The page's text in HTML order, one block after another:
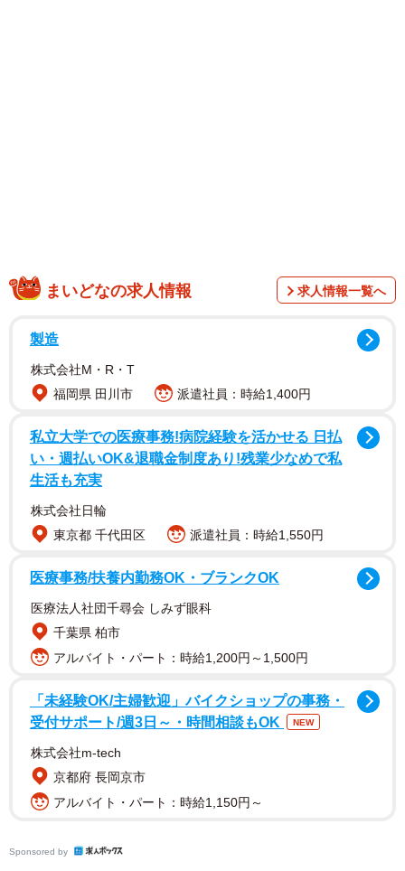
「しっぽ付き！ 猫のおしりのようなもふもふクッション」（フェリシモ
のサイトより）
類似性を指摘されているのは、フェリシモが8月末から
WEB販売をスタートした「しっぽ付き！ 猫のおしりのよう
なもふもふクッション」という商品。社内の猫好きでつく
るチーム「猫部」の新商品で、公式サイトでは「猫が香箱
ぽにかけての様子を再現したフェイクファーのクッション
きるほか、猫そっくりの撫で心地を再現。しっぽも自由に
動かせるという。
まいどなの求人情報 求人情報一覧へ
製造
株式会社M・R・T
福岡県 田川市
派遣社員：時給1,400円
私立大学での医療事務!病院経験を活かせる 日払
い・週払いOK&退職金制度あり!残業少なめで私
生活も充実
株式会社日輪
東京都 千代田区
派遣社員：時給1,550円
医療事務/扶養内勤務OK・ブランクOK
医療法人社団千尋会 しみず眼科
千葉県 柏市
アルバイト・パート：時給1,200円～1,500円
「未経験OK/主婦歓迎」バイクショップの事務・
受付サポート/週3日～・時間相談もOK
NEW
株式会社m-tech
京都府 長岡京市
アルバイト・パート：時給1,150円～
Sponsored by